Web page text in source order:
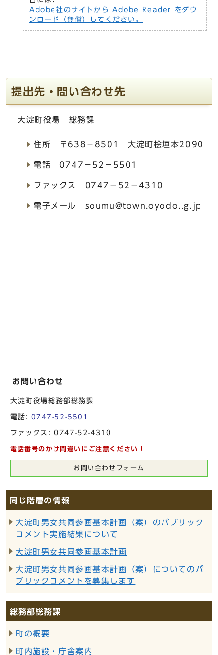
Adobe社のサイトから Adobe Reader をダウ
ンロード（無償）してください。
提出先・問い合わせ先
大淀町役場 総務課
住所 〒638－8501 大淀町桧垣本2090
電話 0747－52－5501
ファックス 0747－52－4310
電子メール soumu@town.oyodo.lg.jp
お問い合わせ
大淀町役場総務部総務課
電話:0747-52-5501
ファックス: 0747-52-4310
電話番号のかけ間違いにご注意ください！
お問い合わせフォーム
同じ階層の情報
大淀町男女共同参画基本計画（案）のパブリック
コメント実施結果について
大淀町男女共同参画基本計画
大淀町男女共同参画基本計画（案）についてのパ
ブリックコメントを募集します
総務部総務課
町の概要
町内施設・庁舎案内